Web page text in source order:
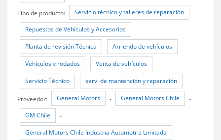
Tipo de producto: Servicio técnico y talleres de reparación
Repuestos de Vehículos y Accesorios
Planta de revisión Técnica Arriendo de vehículos
Vehículos y rodados Venta de vehículos
Servicio Técnico serv. de mantención y reparación
Proveedor: General Motors - General Motors Chile -
GM Chile -
General Motors Chile Industria Automotriz Limitada